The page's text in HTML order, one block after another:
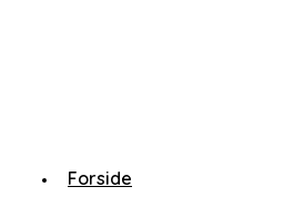
Forside